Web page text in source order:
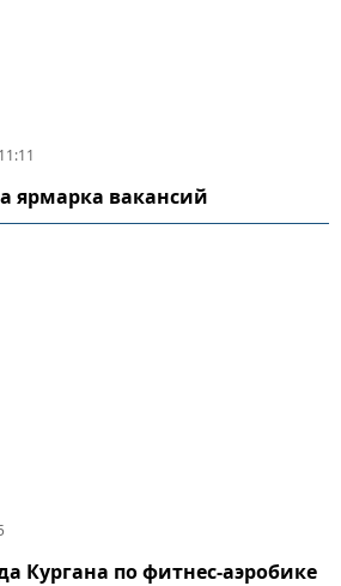
ярмарка вакансий
Кургана по фитнес-аэробике